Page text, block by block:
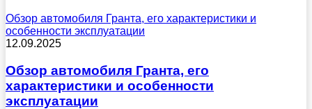
Обзор автомобиля Гранта, его характеристики и
особенности эксплуатации
12.09.2025
Обзор автомобиля Гранта, его
характеристики и особенности
эксплуатации